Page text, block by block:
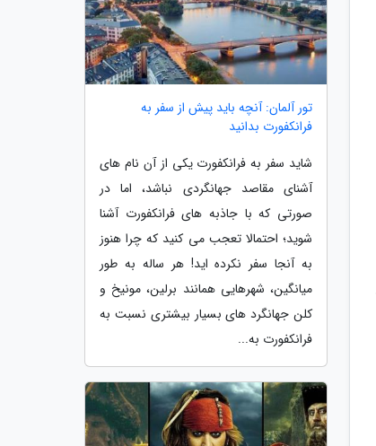
تور آلمان: آنچه باید پیش از سفر به
فرانکفورت بدانید
شاید سفر به فرانکفورت یکی از آن نام های
آشنای مقاصد جهانگردی نباشد، اما در
صورتی که با جاذبه های فرانکفورت آشنا
شوید؛ احتمالا تعجب می کنید که چرا هنوز
به آنجا سفر نکرده اید! هر ساله به طور
میانگین، شهرهایی همانند برلین، مونیخ و
کلن جهانگرد های بسیار بیشتری نسبت به
فرانکفورت به...